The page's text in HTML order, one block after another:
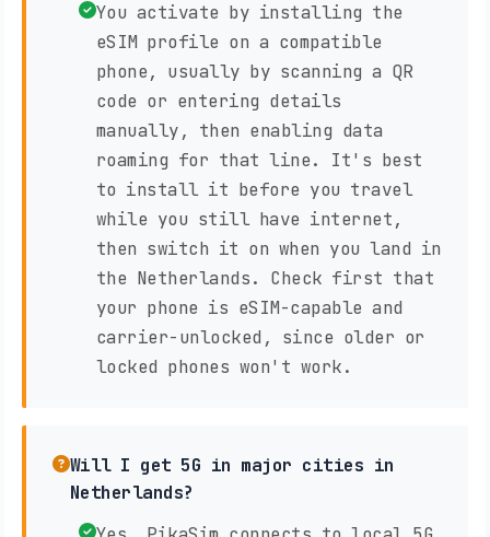
You activate by installing the
eSIM profile on a compatible
phone, usually by scanning a QR
code or entering details
manually, then enabling data
roaming for that line. It's best
to install it before you travel
while you still have internet,
then switch it on when you land in
the Netherlands. Check first that
your phone is eSIM-capable and
carrier-unlocked, since older or
locked phones won't work.
Will I get 5G in major cities in
Netherlands?